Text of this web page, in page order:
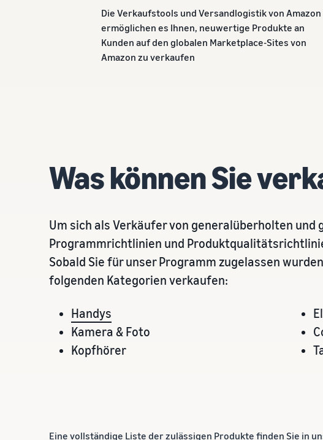
Die Verkaufstools und Versandlogistik von Amazon
ermöglichen es Ihnen, neuwertige Produkte an
Kunden auf den globalen Marketplace-Sites von
Amazon zu verkaufen
Was können Sie
Um sich als Verkäufer von generalüberholten
Programmrichtlinien und
Sobald Sie für unser Programm zugelassen
folgenden Kategorien verkaufen:
Handys
Kamera & Foto
Kopfhörer
Eine vollständige Liste der zulässigen Produkte finden Sie in